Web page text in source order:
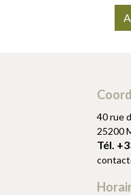
40 rue
25200
Tél.
contact